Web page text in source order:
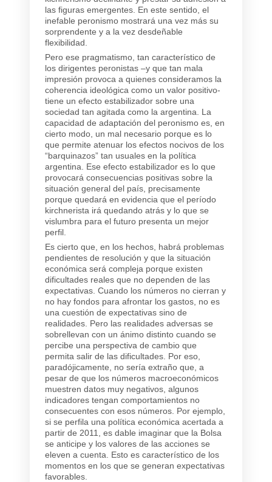
las figuras emergentes. En este sentido, el
inefable peronismo mostrará una vez más su
sorprendente y a la vez desdeñable
flexibilidad.
Pero ese pragmatismo, tan característico de
los dirigentes peronistas –y que tan mala
impresión provoca a quienes consideramos la
coherencia ideológica como un valor positivo-
tiene un efecto estabilizador sobre una
sociedad tan agitada como la argentina. La
capacidad de adaptación del peronismo es, en
cierto modo, un mal necesario porque es lo
que permite atenuar los efectos nocivos de los
“barquinazos” tan usuales en la política
argentina. Ese efecto estabilizador es lo que
provocará consecuencias positivas sobre la
situación general del país, precisamente
porque quedará en evidencia que el período
kirchnerista irá quedando atrás y lo que se
vislumbra para el futuro presenta un mejor
perfil.
Es cierto que, en los hechos, habrá problemas
pendientes de resolución y que la situación
económica será compleja porque existen
dificultades reales que no dependen de las
expectativas. Cuando los números no cierran y
no hay fondos para afrontar los gastos, no es
una cuestión de expectativas sino de
realidades. Pero las realidades adversas se
sobrellevan con un ánimo distinto cuando se
percibe una perspectiva de cambio que
permita salir de las dificultades. Por eso,
paradójicamente, no sería extraño que, a
pesar de que los números macroeconómicos
muestren datos muy negativos, algunos
indicadores tengan comportamientos no
consecuentes con esos números. Por ejemplo,
si se perfila una política económica acertada a
partir de 2011, es dable imaginar que la Bolsa
se anticipe y los valores de las acciones se
eleven a cuenta. Esto es característico de los
momentos en los que se generan expectativas
favorables.